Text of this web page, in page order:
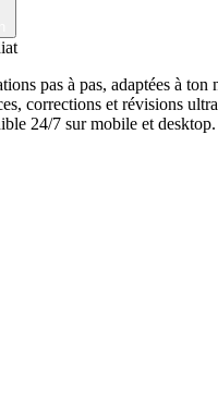
pas à pas, adaptées à ton
corrections et révisions
24/7 sur mobile et desktop.